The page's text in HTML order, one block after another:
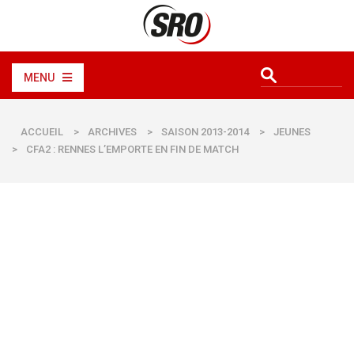
MENU
ACCUEIL > ARCHIVES > SAISON 2013-2014 >
JEUNES
>
CFA2 : RENNES L’EMPORTE EN FIN DE MATCH